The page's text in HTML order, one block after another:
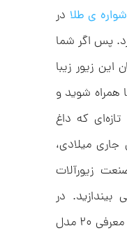
ی طلا در
پس اگر شما
زیور زیبا
همراه شوید و
که داغ
میلادی،
زیورآلات
بیندازید. در
این مطلب علاوه بر معرفی ۲۰ مدل